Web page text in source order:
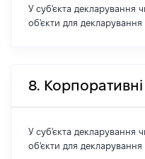
У суб'єкта декларування
об'єкти для декларування
8.
У суб'єкта декларування
об'єкти для декларування